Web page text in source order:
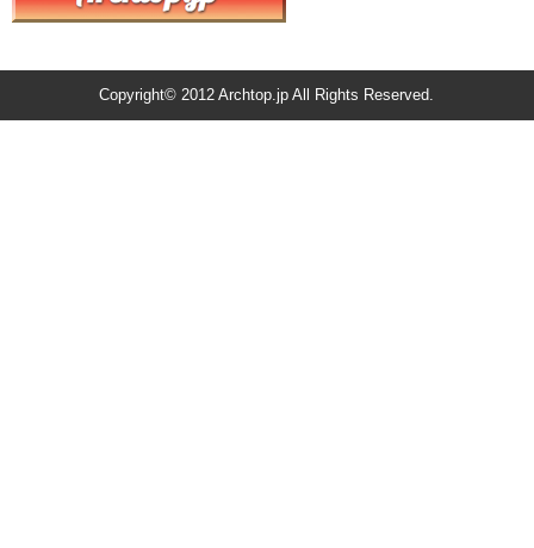
Copyright© 2012 Archtop.jp All Rights Reserved.